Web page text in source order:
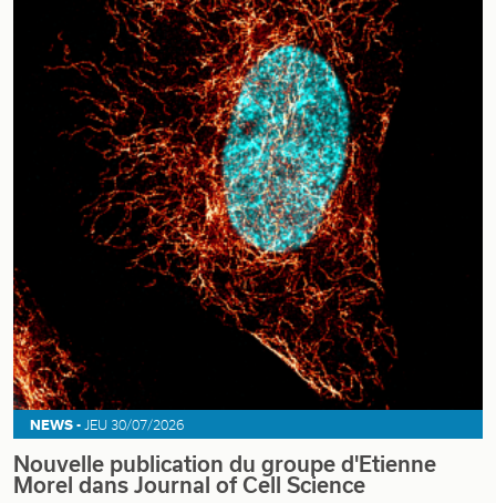
NEWS - JEU 30/07/2026
Nouvelle publication du groupe d'Etienne
Morel dans Journal of Cell Science